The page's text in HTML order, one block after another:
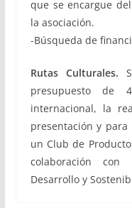
que se encargue
la asociación.
-Búsqueda de
Rutas Culturales.
presupuesto de
internacional, la
presentación y
un Club de
colaboración
Desarrollo y